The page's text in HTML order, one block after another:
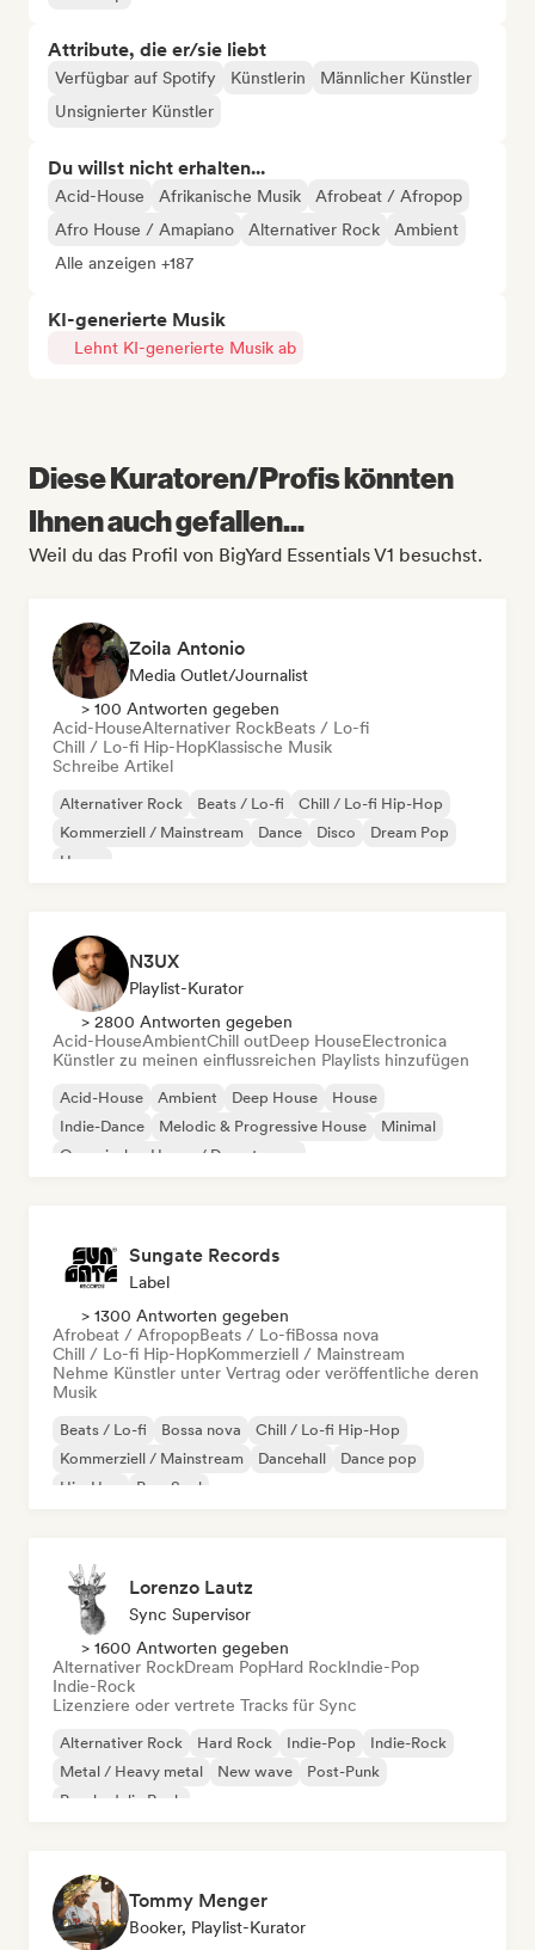
Attribute, die er/sie liebt
Verfügbar auf Spotify Künstlerin
Männlicher Künstler
Unsignierter Künstler
Du willst nicht erhalten...
Acid-House Afrikanische Musik
Afrobeat / Afropop
Afro House / Amapiano
Alternativer Rock
Ambient
Alle anzeigen +187
KI-generierte Musik
Lehnt KI-generierte Musik ab
Diese Kuratoren/Profis könnten
Ihnen auch gefallen...
Weil du das Profil von BigYard Essentials V1 besuchst.
Zoila Antonio
Media Outlet/Journalist
> 100 Antworten gegeben
Acid-HouseAlternativer RockBeats / Lo-fi
Chill / Lo-fi Hip-HopKlassische Musik
Schreibe Artikel
Alternativer Rock Beats / Lo-fi
Chill / Lo-fi Hip-Hop
Kommerziell / Mainstream
Dance Disco
Dream Pop
House
N3UX
Playlist-Kurator
> 2800 Antworten gegeben
Acid-HouseAmbientChill outDeep HouseElectronica
Künstler zu meinen einflussreichen Playlists hinzufügen
Acid-House Ambient Deep House
House
Indie-Dance
Melodic & Progressive House
Minimal
Organischer House / Downtempo
Sungate Records
Label
> 1300 Antworten gegeben
Afrobeat / AfropopBeats / Lo-fiBossa nova
Chill / Lo-fi Hip-HopKommerziell / Mainstream
Nehme Künstler unter Vertrag oder veröffentliche deren
Musik
Beats / Lo-fi Bossa nova
Chill / Lo-fi Hip-Hop
Kommerziell / Mainstream
Dancehall
Dance pop
Hip-Hop
Pop-Soul
Lorenzo Lautz
Sync Supervisor
> 1600 Antworten gegeben
Alternativer RockDream PopHard RockIndie-Pop
Indie-Rock
Lizenziere oder vertrete Tracks für Sync
Alternativer Rock Hard Rock Indie-Pop
Indie-Rock
Metal / Heavy metal
New wave
Post-Punk
Psychedelic Rock
Tommy Menger
Booker, Playlist-Kurator